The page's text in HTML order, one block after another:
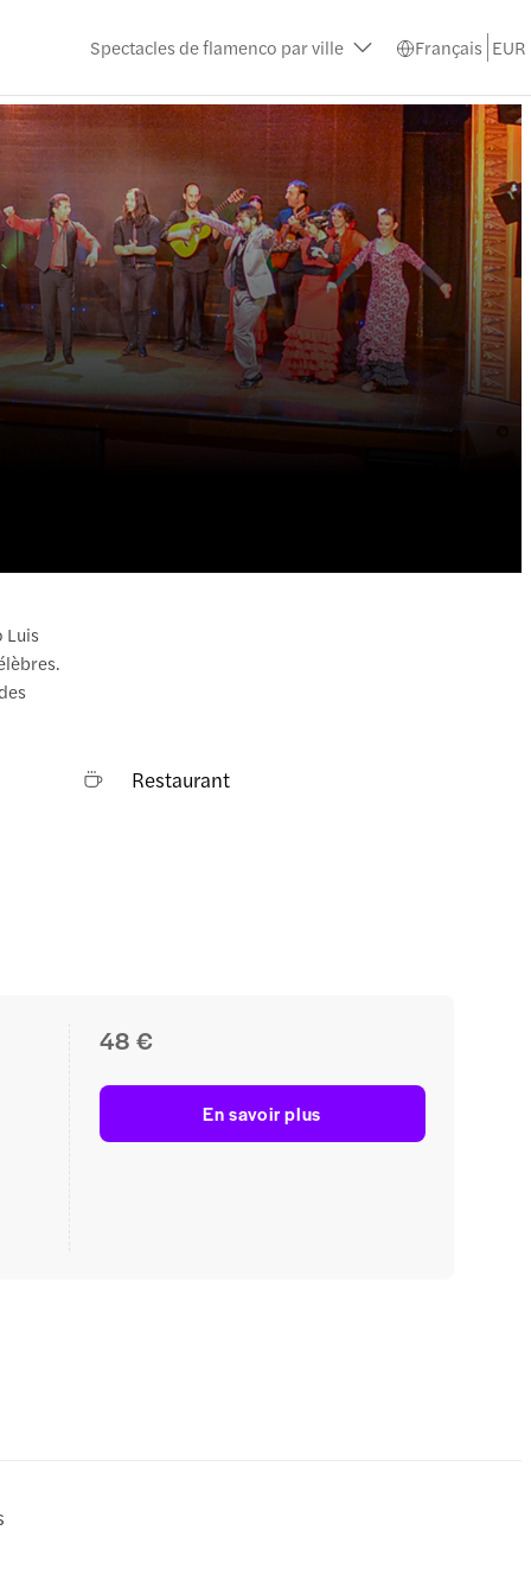
Spectacles de flamenco par ville Français EUR
Luis
Restaurant
48 €
En savoir plus